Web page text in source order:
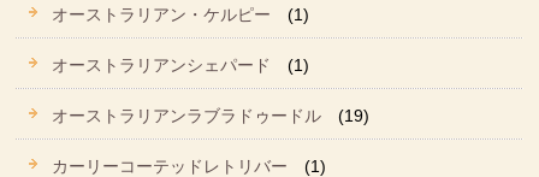
オーストラリアン・ケルピー (1)
オーストラリアンシェパード (1)
オーストラリアンラブラドゥードル (19)
カーリーコーテッドレトリバー (1)